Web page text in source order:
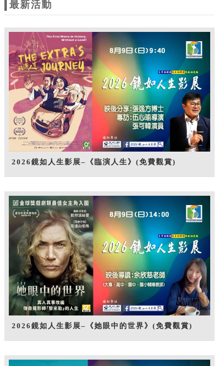
最新活動
2026鏡如人生影展–《臨演人生》(免費觀賞)
2026鏡如人生影展–《她眼中的世界》(免費觀賞)